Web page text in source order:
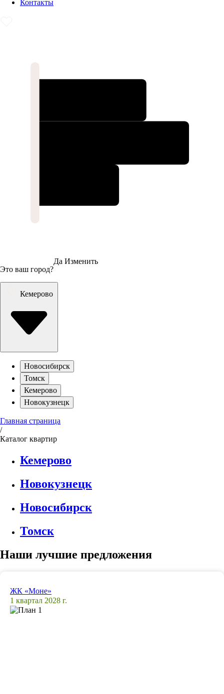
Контакты
Это ваш город?
Да Изменить
Кемерово
Новосибирск
Томск
Кемерово
Новокузнецк
Главная страница
/
Каталог квартир
Кемерово
Новокузнецк
Новосибирск
Томск
Наши лучшие предложения
ЖК «Моне»
1 квартал 2028 г.